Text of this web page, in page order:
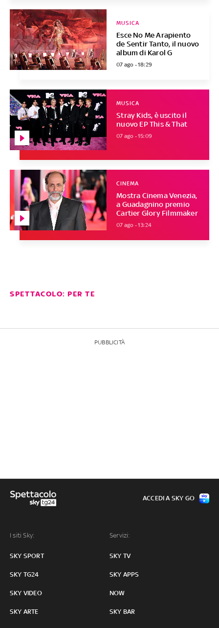
Esce No Me Arapiento
de Sentir Tanto, il nuovo
album di Karol G
MUSICA
07 ago - 18:29
Stray Kids, è uscito il
nuovo EP This & That
MUSICA
07 ago - 15:09
Mostra Cinema Venezia,
a Guadagnino premio
Cartier Glory Filmmaker
CINEMA
07 ago - 13:24
SPETTACOLO: PER TE
PUBBLICITÀ
I siti Sky:
SKY SPORT
SKY TG24
SKY VIDEO
SKY ARTE
Servizi:
SKY TV
SKY APPS
NOW
SKY BAR
ACCEDI A SKY GO